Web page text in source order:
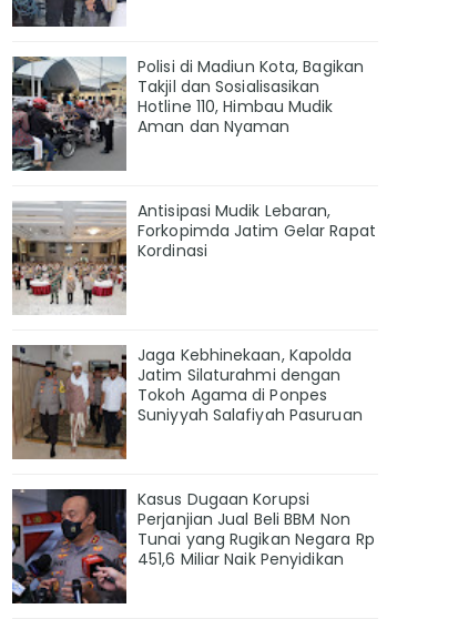
Polisi di Madiun Kota, Bagikan
Takjil dan Sosialisasikan
Hotline 110, Himbau Mudik
Aman dan Nyaman
Antisipasi Mudik Lebaran,
Forkopimda Jatim Gelar Rapat
Kordinasi
Jaga Kebhinekaan, Kapolda
Jatim Silaturahmi dengan
Tokoh Agama di Ponpes
Suniyyah Salafiyah Pasuruan
Kasus Dugaan Korupsi
Perjanjian Jual Beli BBM Non
Tunai yang Rugikan Negara Rp
451,6 Miliar Naik Penyidikan